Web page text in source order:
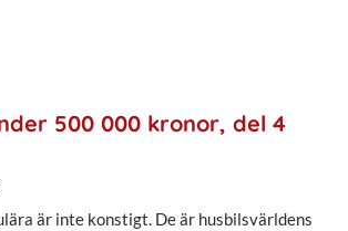
500 000 kronor, del 4
är inte konstigt. De är husbilsvärldens